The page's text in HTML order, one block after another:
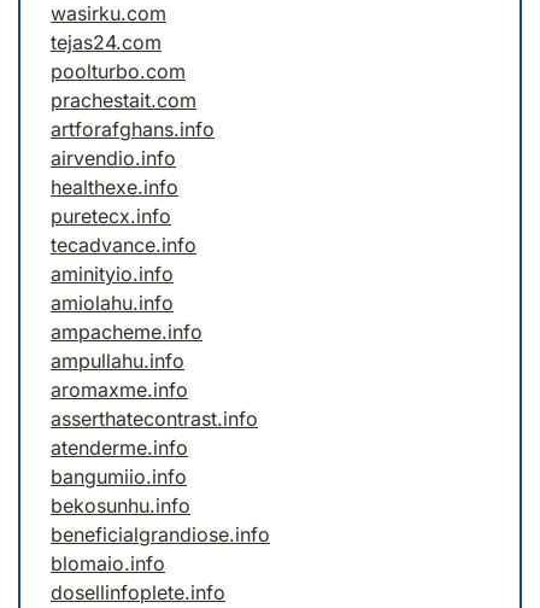
wasirku.com
tejas24.com
poolturbo.com
prachestait.com
artforafghans.info
airvendio.info
healthexe.info
puretecx.info
tecadvance.info
aminityio.info
amiolahu.info
ampacheme.info
ampullahu.info
aromaxme.info
asserthatecontrast.info
atenderme.info
bangumiio.info
bekosunhu.info
beneficialgrandiose.info
blomaio.info
dosellinfoplete.info